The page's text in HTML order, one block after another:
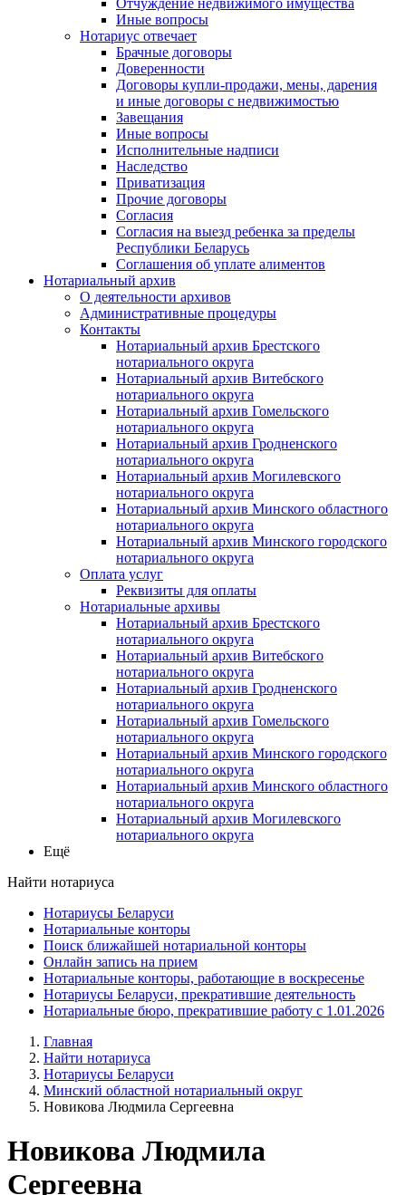
Иные вопросы
Нотариус отвечает
Брачные договоры
Доверенности
Договоры купли-продажи, мены, дарения
и иные договоры с недвижимостью
Завещания
Иные вопросы
Исполнительные надписи
Наследство
Приватизация
Прочие договоры
Согласия
Согласия на выезд ребенка за пределы
Республики Беларусь
Соглашения об уплате алиментов
Нотариальный архив
О деятельности архивов
Административные процедуры
Контакты
Нотариальный архив Брестского
нотариального округа
Нотариальный архив Витебского
нотариального округа
Нотариальный архив Гомельского
нотариального округа
Нотариальный архив Гродненского
нотариального округа
Нотариальный архив Могилевского
нотариального округа
Нотариальный архив Минского областного
нотариального округа
Нотариальный архив Минского городского
нотариального округа
Оплата услуг
Реквизиты для оплаты
Нотариальные архивы
Нотариальный архив Брестского
нотариального округа
Нотариальный архив Витебского
нотариального округа
Нотариальный архив Гродненского
нотариального округа
Нотариальный архив Гомельского
нотариального округа
Нотариальный архив Минского городского
нотариального округа
Нотариальный архив Минского областного
нотариального округа
Нотариальный архив Могилевского
нотариального округа
Ещё
Найти нотариуса
Нотариусы Беларуси
Нотариальные конторы
Поиск ближайшей нотариальной конторы
Онлайн запись на прием
Нотариальные конторы, работающие в воскресенье
Нотариусы Беларуси, прекратившие деятельность
Нотариальные бюро, прекратившие работу с 1.01.2026
Главная
Найти нотариуса
Нотариусы Беларуси
Минский областной нотариальный округ
Новикова Людмила Сергеевна
Новикова Людмила
Сергеевна